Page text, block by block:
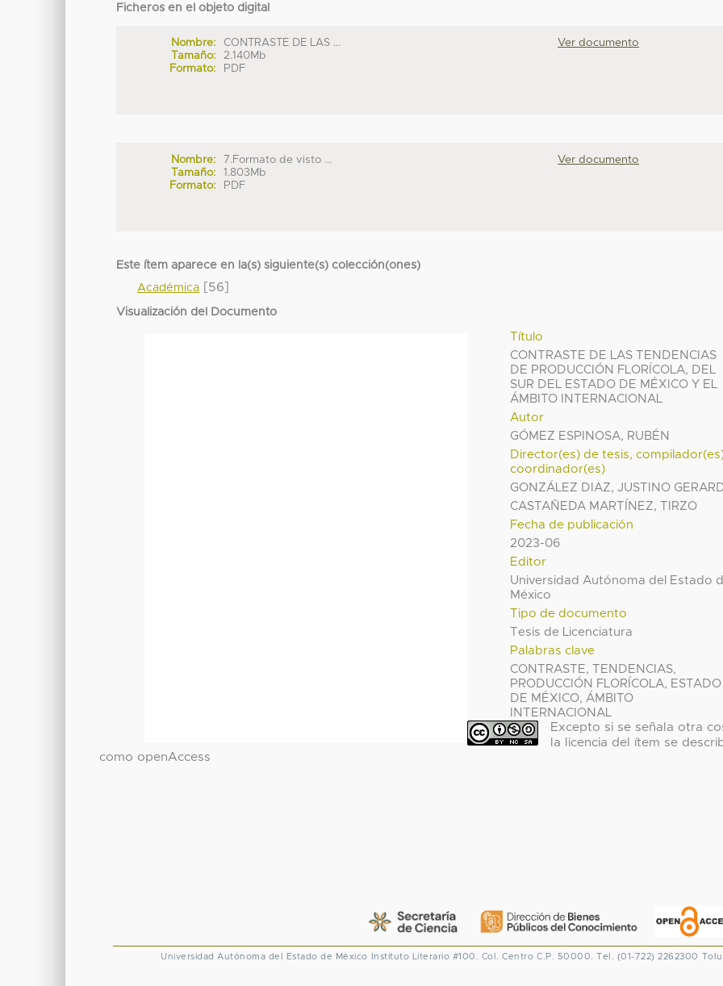
Ficheros en el objeto digital
Nombre:
CONTRASTE DE LAS ...
Tamaño:
2.140Mb
Formato:
PDF
Ver documento
Nombre:
7.Formato de visto ...
Tamaño:
1.803Mb
Formato:
PDF
Ver documento
Este ítem aparece en la(s) siguiente(s) colección(ones)
Académica [56]
Visualización del Documento
Título
CONTRASTE DE LAS TENDENCIAS
DE PRODUCCIÓN FLORÍCOLA, DEL
SUR DEL ESTADO DE MÉXICO Y EL
ÁMBITO INTERNACIONAL
Autor
GÓMEZ ESPINOSA, RUBÉN
Director(es) de tesis,
coordinador(es)
GONZÁLEZ DIAZ, JUSTINO
CASTAÑEDA MARTÍNEZ, TIRZO
Fecha de publicación
2023-06
Editor
Universidad Autónoma del Estado
México
Tipo de documento
Tesis de Licenciatura
Palabras clave
CONTRASTE, TENDENCIAS,
PRODUCCIÓN FLORÍCOLA, ESTADO
DE MÉXICO, ÁMBITO
INTERNACIONAL
Excepto si se señala otra
la licencia del ítem se
como openAccess
Universidad Autónoma del Estado de México Instituto Literario #100. Col. Centro C.P. 50000. Tel. (01-722) 2262300